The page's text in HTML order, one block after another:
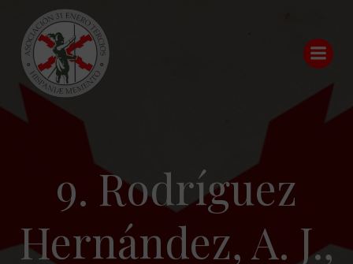
9. Rodríguez
Hernández, A. J.,